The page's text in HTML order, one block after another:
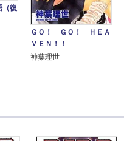
（復
ＧＯ！ ＧＯ！ ＨＥＡ
ＶＥＮ！！
神葉理世